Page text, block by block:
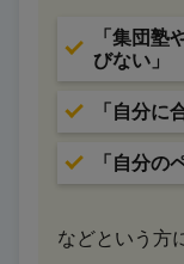
「集団塾
びない」
「自分に
「自分の
などという方